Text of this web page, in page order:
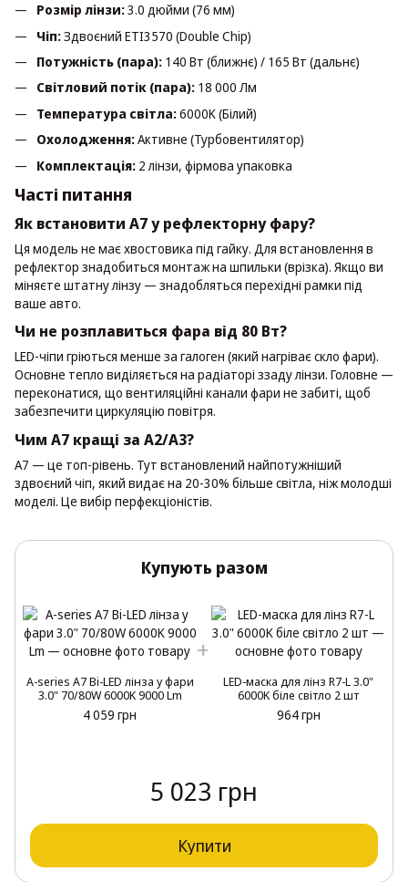
Розмір лінзи:3.0 дюйми (76 мм)
Чіп:Здвоєний ETI3570 (Double Chip)
Потужність (пара): 140 Вт (ближнє) / 165 Вт (дальнє)
Світловий потік (пара): 18 000 Лм
Температура світла:6000K (Білий)
Охолодження:Активне (Турбовентилятор)
Комплектація: 2 лінзи, фірмова упаковка
Часті питання
Як встановити A7 у рефлекторну фару?
Ця модель не має хвостовика під гайку. Для встановлення в
рефлектор знадобиться монтаж на шпильки (врізка). Якщо ви
міняєте штатну лінзу — знадобляться перехідні рамки під
ваше авто.
Чи не розплавиться фара від 80 Вт?
LED-чіпи гріються менше за галоген (який нагріває скло фари).
Основне тепло виділяється на радіаторі ззаду лінзи. Головне —
переконатися, що вентиляційні канали фари не забиті, щоб
забезпечити циркуляцію повітря.
Чим A7 кращі за A2/A3?
A7 — це топ-рівень. Тут встановлений найпотужніший
здвоєний чіп, який видає на 20-30% більше світла, ніж молодші
моделі. Це вибір перфекціоністів.
Купують разом
A-series A7 Bi-LED лінза у фари
3.0" 70/80W 6000K 9000 Lm
4 059 грн
LED-маска для лінз R7-L 3.0"
6000K біле світло 2 шт
964 грн
5 023 грн
Купити